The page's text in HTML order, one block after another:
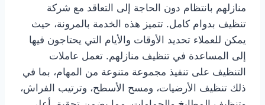
منازلهم بانتظام دون الحاجة إلى التعاقد مع شركة
تنظيف بدوام كامل. تتميز هذه الخدمة بالمرونة، حيث
يمكن للعملاء تحديد الأوقات والأيام التي يحتاجون فيها
إلى المساعدة في تنظيف منازلهم. تعمل عاملات
التنظيف على تنفيذ مجموعة متنوعة من المهام، بما في
ذلك تنظيف الأرضيات، ومسح الأسطح، وترتيب الفراش،